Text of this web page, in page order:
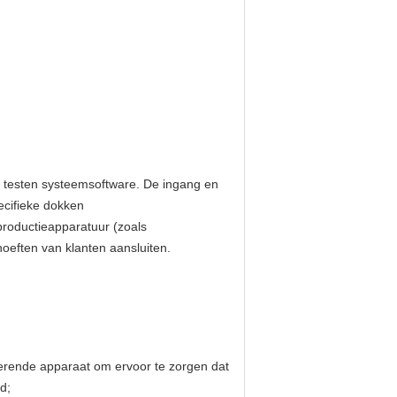
systeemsoftware. De ingang en
dokken
(zoals
van klanten aansluiten.
apparaat om ervoor te zorgen dat